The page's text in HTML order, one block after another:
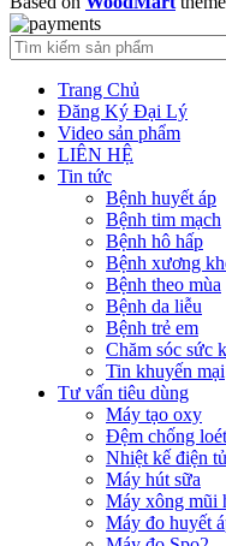
Trang Chủ
Đăng Ký Đại Lý
Video sản phẩm
LIÊN HỆ
Tin tức
Bệnh huyết áp
Bệnh tim mạch
Bệnh hô hấp
Bệnh xương
Bệnh theo mùa
Bệnh da liễu
Bệnh trẻ em
Chăm sóc sức
Tin khuyến mại
Tư vấn tiêu dùng
Máy tạo oxy
Đệm chống loét
Nhiệt kế điện
Máy hút sữa
Máy xông mũi
Máy đo huyết